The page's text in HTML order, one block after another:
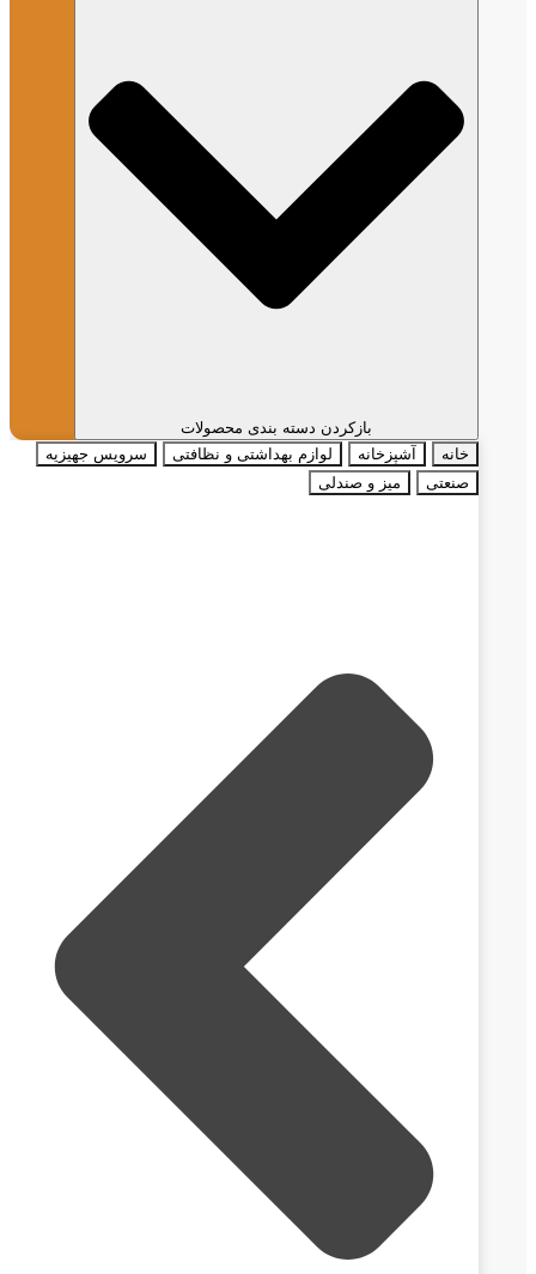
بازکردن دسته بندی محصولات
خانه
آشپزخانه لوازم بهداشتی و نظافتی
سرویس جهیزیه
صنعتی
میز و صندلی